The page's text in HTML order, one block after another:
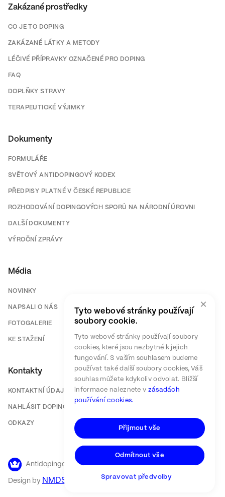
Zakázané prostředky
CO JE TO DOPING
ZAKÁZANÉ LÁTKY A METODY
LÉČIVÉ PŘÍPRAVKY OZNAČENÉ PRO DOPING
FAQ
DOPLŇKY STRAVY
TERAPEUTICKÉ VÝJIMKY
Dokumenty
FORMULÁŘE
SVĚTOVÝ ANTIDOPINGOVÝ KODEX
PŘEDPISY PLATNÉ V ČESKÉ REPUBLICE
ROZHODOVÁNÍ DOPINGOVÝCH SPORŮ NA NÁRODNÍ ÚROVNI
DALŠÍ DOKUMENTY
VÝROČNÍ ZPRÁVY
Média
NOVINKY
NAPSALI O NÁS
FOTOGALERIE
KE STAŽENÍ
Kontakty
KONTAKTNÍ ÚDAJE
NAHLÁSIT DOPING
ODKAZY
Antidopingový výbor ČR ©2026
Design by NMDS
×
Tyto webové stránky používají
soubory cookie.
Tyto webové stránky používají soubory
cookies, které jsou nezbytné k jejich
fungování. S vaším souhlasem budeme
používat také další soubory cookies, Váš
souhlas můžete kdykoliv odvolat. Bližší
informace naleznete v zásadách
používání cookies.
Přijmout vše
Odmítnout vše
Spravovat předvolby